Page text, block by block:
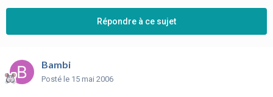
Répondre à ce sujet
Bambi
Posté le 15 mai 2006